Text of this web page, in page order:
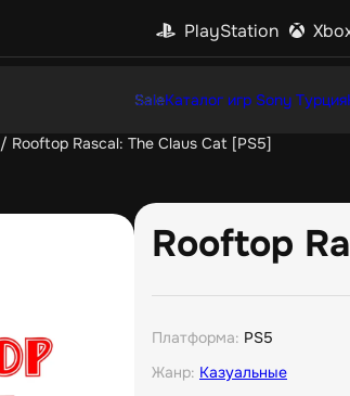
PlayStation
SaleКаталог игр Sony Турция
/ Rooftop Rascal: The Claus Cat [PS5]
Rooftop
Платформа: PS5
Жанр: Казуальные